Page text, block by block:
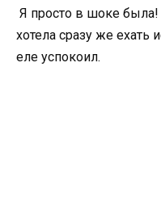
Я просто в шоке была!
хотела сразу же
еле успокоил.